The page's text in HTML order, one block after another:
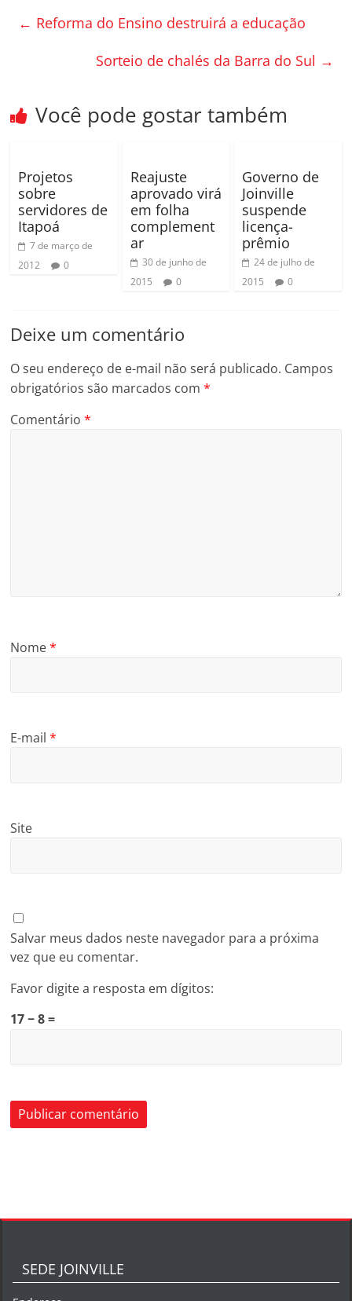
b
k
ar
til
ar
← Reforma do Ensino destruirá a educação
Sorteio de chalés da Barra do Sul →
Você pode gostar também
Projetos
sobre
servidores de
Itapoá
7 de março de
2012
0
Reajuste
aprovado virá
em folha
complement
ar
30 de junho de
2015
0
Governo de
Joinville
suspende
licença-
prêmio
24 de julho de
2015
0
Deixe um comentário
O seu endereço de e-mail não será publicado. Campos
obrigatórios são marcados com*
Comentário*
Nome*
E-mail*
Site
Salvar meus dados neste navegador para a próxima
vez que eu comentar.
Favor digite a resposta em dígitos:
17 − 8 =
SEDE JOINVILLE